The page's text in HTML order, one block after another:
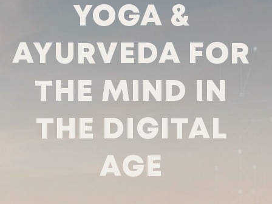
YOGA &
AYURVEDA FOR
THE MIND IN
THE DIGITAL
AGE